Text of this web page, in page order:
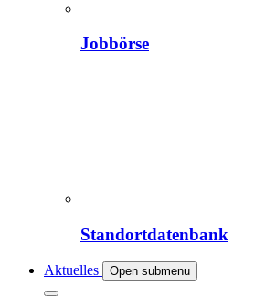
Jobbörse
Standortdatenbank
Aktuelles Open submenu